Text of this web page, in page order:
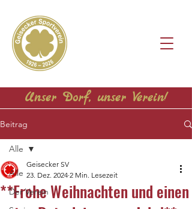
Unser Dorf, unser Verein!
Beitrag
Alle
Der Verein
Alle
**Frohe Weihnachten und einen
Geisecker SV
23. Dez. 2024 2 Min. Lesezeit